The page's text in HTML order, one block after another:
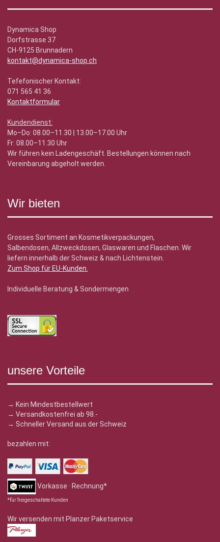
Dynamica Shop
Dorfstrasse 37
CH-9125 Brunnadern
kontakt@dynamica-shop.ch
Tefefonischer Kontakt:
071 565 41 36
Kontaktformular
Kundendienst:
Mo–Do: 08.00–11.30 | 13.00–17.00 Uhr
Fr: 08.00–11.30 Uhr
Wir führen kein Ladengeschäft. Bestellungen können nach
Vereinbarung abgeholt werden.
Wir bieten
Grosses Sortiment an Kosmetikverpackungen,
Salbendosen, Allzweckdosen, Glaswaren und Flaschen. Wir
liefern innerhalb der Schweiz & nach Lichtenstein.
Zum Shop für EU-Kunden.
Individuelle Beratung & Sondermengen
unsere Vorteile
→ Kein Mindestbestellwert
→ Versandkostenfrei ab 98.-
→ Schneller Versand aus der Schweiz
bezahlen mit:
Vorkasse · Rechnung*
*für freigeschaltete Kunden
Wir versenden mit Planzer Paketservice